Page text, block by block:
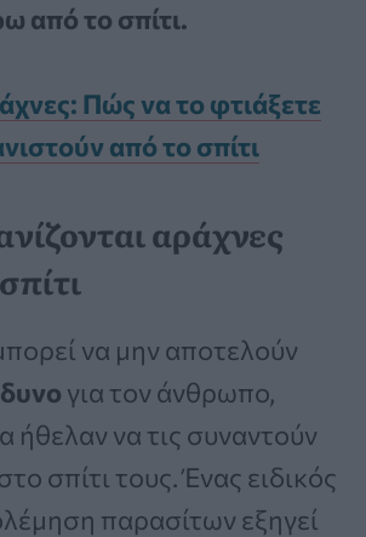
από το σπίτι.
Πώς να το φτιάξετε
από το σπίτι
αράχνες
να μην αποτελούν
για τον άνθρωπο,
ήθελαν να τις συναντούν
σπίτι τους. Ένας ειδικός
παρασίτων εξηγεί